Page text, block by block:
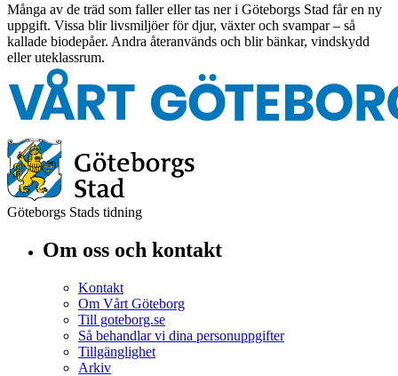
Många av de träd som faller eller tas ner i Göteborgs Stad får en ny
uppgift. Vissa blir livsmiljöer för djur, växter och svampar – så
kallade biodepåer. Andra återanvänds och blir bänkar, vindskydd
eller uteklassrum.
Göteborgs Stads tidning
Om oss och kontakt
Kontakt
Om Vårt Göteborg
Till goteborg.se
Så behandlar vi dina personuppgifter
Tillgänglighet
Arkiv